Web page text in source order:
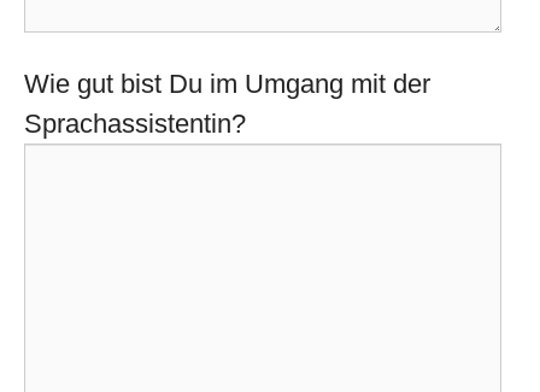
Wie gut bist Du im Umgang mit der
Sprachassistentin?